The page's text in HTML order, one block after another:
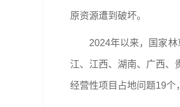
原资源遭到破坏。
2024年以来，国家
江、江西、湖南、广西、
经营性项目占地问题19个